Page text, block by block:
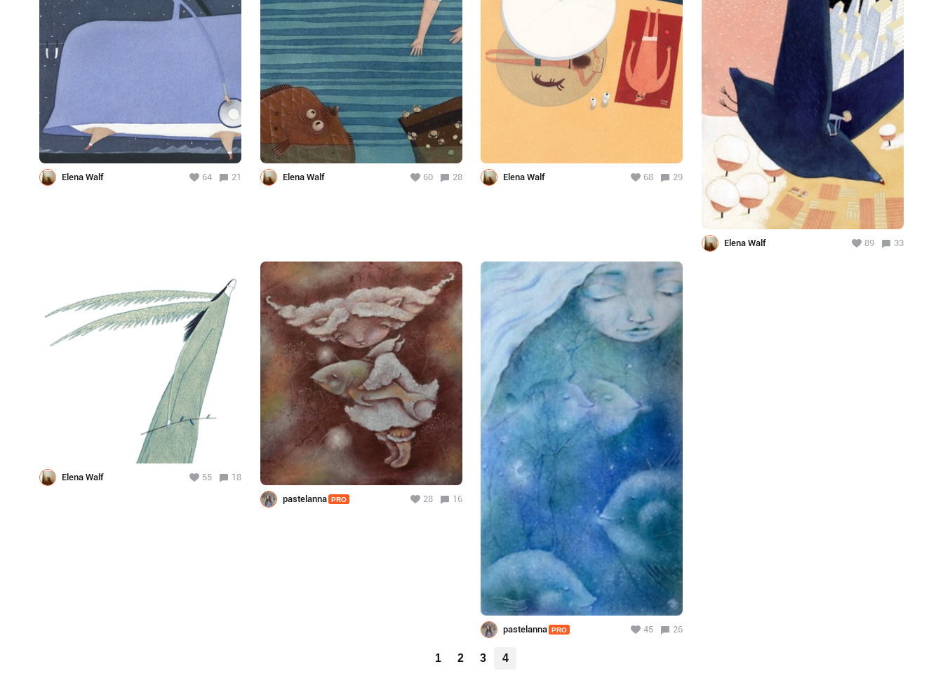
Elena Walf 64 21 Elena Walf 60 28 Elena Walf 68 29
Elena Walf 89 33
Elena Walf 55 18
pastelanna PRO 28 16
pastelanna PRO 45 26
1 2 3 4